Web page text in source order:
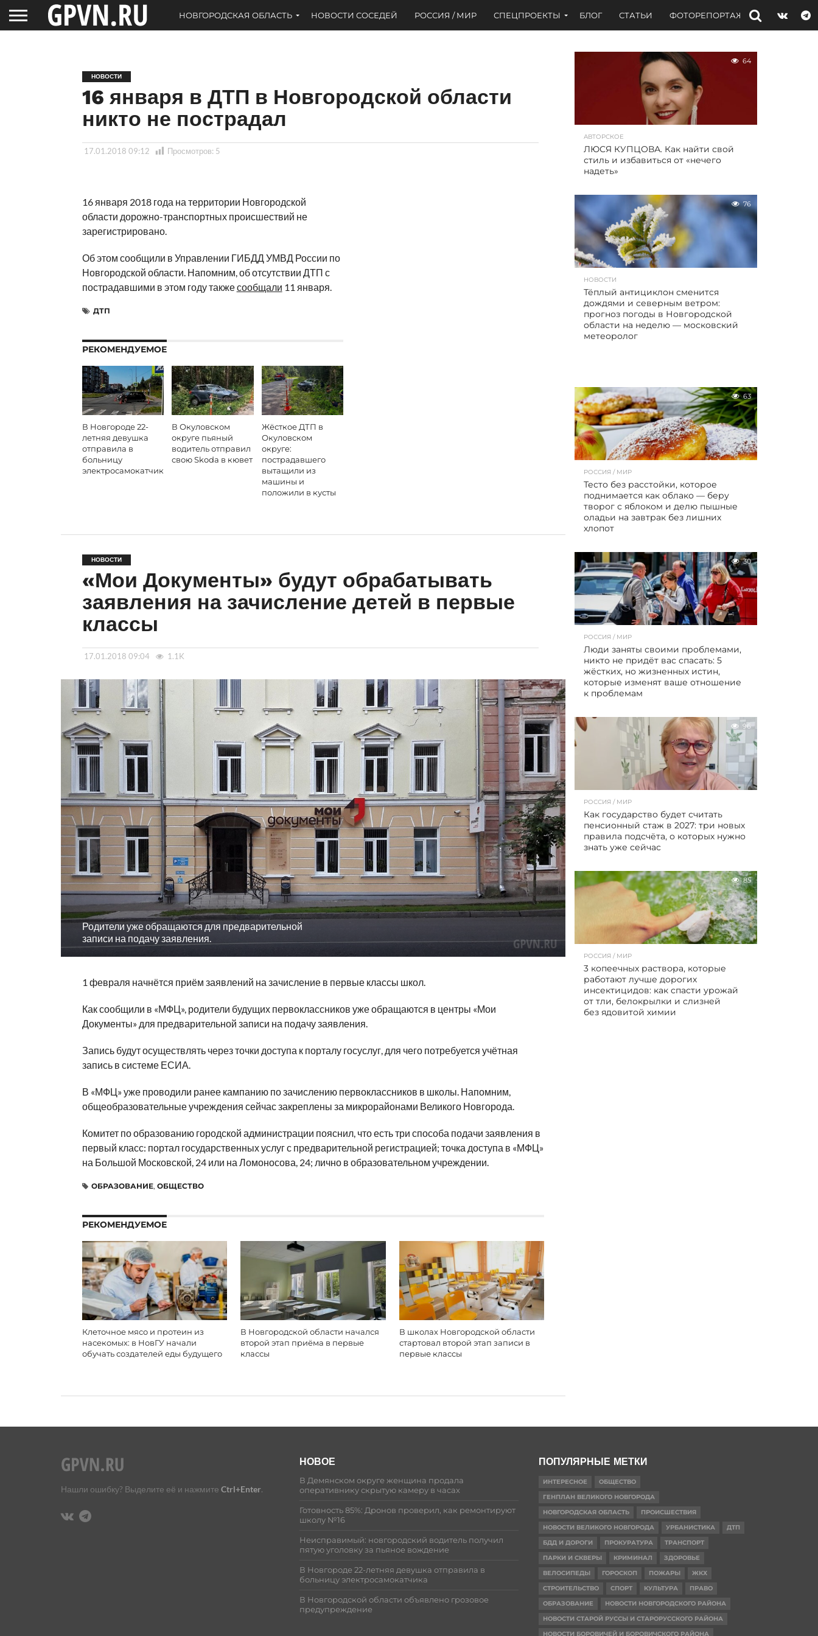
НОВГОРОДСКАЯ ОБЛАСТЬ НОВОСТИ СОСЕДЕЙ РОССИЯ / МИР СПЕЦПРОЕКТЫ БЛОГ СТАТЬИ ФОТОРЕПОРТАЖИ ИНТЕРВЬЮ
НОВОСТИ
16 января в ДТП в Новгородской области
никто не пострадал
17.01.2018 09:12 Просмотров: 5
16 января 2018 года на территории Новгородской
области дорожно-транспортных происшествий не
зарегистрировано.
Об этом сообщили в Управлении ГИБДД УМВД России по
Новгородской области. Напомним, об отсутствии ДТП с
пострадавшими в этом году такжесообщали 11 января.
ДТП
РЕКОМЕНДУЕМОЕ
В Новгороде 22-
летняя девушка
отправила в
больницу
электросамокатчика
В Окуловском
округе пьяный
водитель отправил
свою Skoda в кювет
Жёсткое ДТП в
Окуловском
округе:
пострадавшего
вытащили из
машины и
положили в кусты
НОВОСТИ
«Мои Документы» будут обрабатывать
заявления на зачисление детей в первые
классы
17.01.2018 09:04 1.1K
Родители уже обращаются для предварительной
записи на подачу заявления.
1 февраля начнётся приём заявлений на зачисление в первые классы школ.
Как сообщили в «МФЦ», родители будущих первоклассников уже обращаются в центры «Мои
Документы» для предварительной записи на подачу заявления.
Запись будут осуществлять через точки доступа к порталу госуслуг, для чего потребуется учётная
запись в системе ЕСИА.
В «МФЦ» уже проводили ранее кампанию по зачислению первоклассников в школы. Напомним,
общеобразовательные учреждения сейчас закреплены за микрорайонами Великого Новгорода.
Комитет по образованию городской администрации пояснил, что есть три способа подачи заявления в
первый класс: портал государственных услуг с предварительной регистрацией; точка доступа в «МФЦ»
на Большой Московской, 24 или на Ломоносова, 24; лично в образовательном учреждении.
ОБРАЗОВАНИЕ, ОБЩЕСТВО
РЕКОМЕНДУЕМОЕ
Клеточное мясо и протеин из
насекомых: в НовГУ начали
обучать создателей еды будущего
В Новгородской области начался
второй этап приёма в первые
классы
В школах Новгородской области
стартовал второй этап записи в
первые классы
64
АВТОРСКОЕ
ЛЮСЯ КУПЦОВА. Как найти свой
стиль и избавиться от «нечего
надеть»
76
НОВОСТИ
Тёплый антициклон сменится
дождями и северным ветром:
прогноз погоды в Новгородской
области на неделю — московский
метеоролог
63
РОССИЯ / МИР
Тесто без расстойки, которое
поднимается как облако — беру
творог с яблоком и делю пышные
оладьи на завтрак без лишних
хлопот
30
РОССИЯ / МИР
Люди заняты своими проблемами,
никто не придёт вас спасать: 5
жёстких, но жизненных истин,
которые изменят ваше отношение
к проблемам
96
РОССИЯ / МИР
Как государство будет считать
пенсионный стаж в 2027: три новых
правила подсчёта, о которых нужно
знать уже сейчас
85
РОССИЯ / МИР
3 копеечных раствора, которые
работают лучше дорогих
инсектицидов: как спасти урожай
от тли, белокрылки и слизней
без ядовитой химии
Нашли ошибку? Выделите её и нажмите Ctrl+Enter.
НОВОЕ
В Демянском округе женщина продала
оперативнику скрытую камеру в часах
Готовность 85%: Дронов проверил, как ремонтируют
школу №16
Неисправимый: новгородский водитель получил
пятую уголовку за пьяное вождение
В Новгороде 22-летняя девушка отправила в
больницу электросамокатчика
В Новгородской области объявлено грозовое
предупреждение
ПОПУЛЯРНЫЕ МЕТКИ
ИНТЕРЕСНОЕ
ОБЩЕСТВО
ГЕНПЛАН ВЕЛИКОГО НОВГОРОДА
НОВГОРОДСКАЯ ОБЛАСТЬ
ПРОИСШЕСТВИЯ
НОВОСТИ ВЕЛИКОГО НОВГОРОДА
УРБАНИСТИКА
ДТП
БДД И ДОРОГИ
ПРОКУРАТУРА
ТРАНСПОРТ
ПАРКИ И СКВЕРЫ
КРИМИНАЛ
ЗДОРОВЬЕ
ВЕЛОСИПЕДЫ
ГОРОСКОП ПОЖАРЫ
ЖКХ
СТРОИТЕЛЬСТВО
СПОРТ КУЛЬТУРА
ПРАВО
ОБРАЗОВАНИЕ
НОВОСТИ НОВГОРОДСКОГО РАЙОНА
НОВОСТИ СТАРОЙ РУССЫ И СТАРОРУССКОГО РАЙОНА
НОВОСТИ БОРОВИЧЕЙ И БОРОВИЧСКОГО РАЙОНА